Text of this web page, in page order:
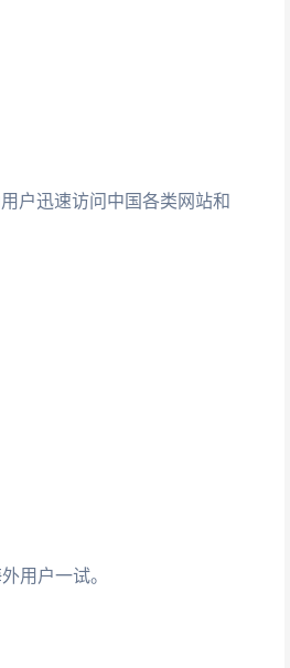
户迅速访问中国各类网站和
用户一试。